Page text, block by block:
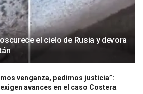
el cielo de Rusia y devora
venganza, pedimos justicia”:
avances en el caso Costera